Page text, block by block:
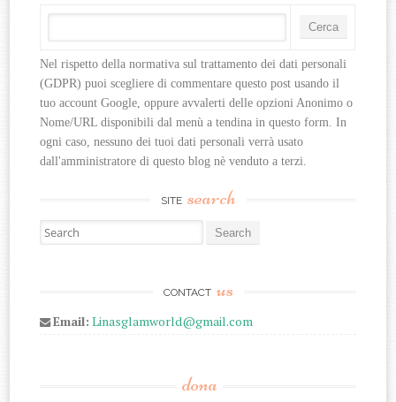
Nel rispetto della normativa sul trattamento dei dati personali
(GDPR) puoi scegliere di commentare questo post usando il
tuo account Google, oppure avvalerti delle opzioni Anonimo o
Nome/URL disponibili dal menù a tendina in questo form. In
ogni caso, nessuno dei tuoi dati personali verrà usato
dall'amministratore di questo blog nè venduto a terzi.
SITE search
Search for:
CONTACT us
Email: Linasglamworld@gmail.com
dona